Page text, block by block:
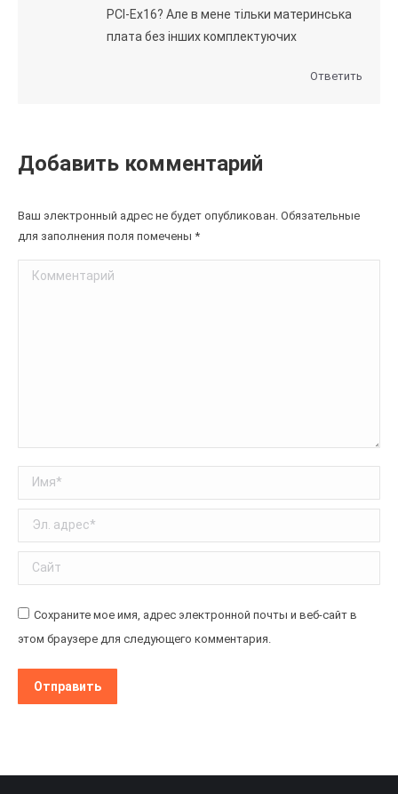
PCI-Ex16? Але в мене тільки материнська
плата без інших комплектуючих
Ответить
Добавить комментарий
Ваш электронный адрес не будет опубликован. Обязательные
для заполнения поля помечены *
Комментарий
Имя *
Эл. адрес *
Сайт
Сохраните мое имя, адрес электронной почты и веб-сайт в
этом браузере для следующего комментария.
Отправить